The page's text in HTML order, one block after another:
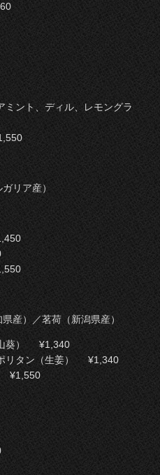
ミント、ディル、レモングラ
リア産）
産）／茗荷（新潟県産）
山葵） ¥1,340
リタン（生姜） ¥1,340
¥1,550